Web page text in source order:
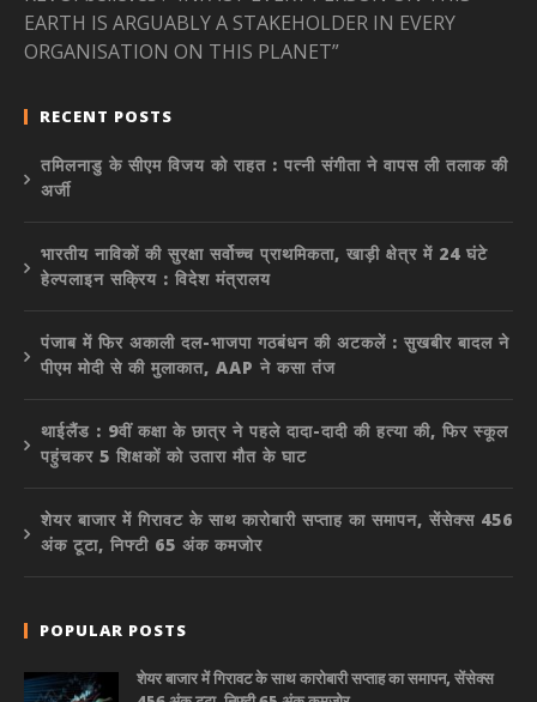
EARTH IS ARGUABLY A STAKEHOLDER IN EVERY
ORGANISATION ON THIS PLANET”
RECENT POSTS
तमिलनाडु के सीएम विजय को राहत : पत्नी संगीता ने वापस ली तलाक की
अर्जी
भारतीय नाविकों की सुरक्षा सर्वोच्च प्राथमिकता, खाड़ी क्षेत्र में 24 घंटे
हेल्पलाइन सक्रिय : विदेश मंत्रालय
पंजाब में फिर अकाली दल-भाजपा गठबंधन की अटकलें : सुखबीर बादल ने
पीएम मोदी से की मुलाकात, AAP ने कसा तंज
थाईलैंड : 9वीं कक्षा के छात्र ने पहले दादा-दादी की हत्या की, फिर स्कूल
पहुंचकर 5 शिक्षकों को उतारा मौत के घाट
शेयर बाजार में गिरावट के साथ कारोबारी सप्ताह का समापन, सेंसेक्स 456
अंक टूटा, निफ्टी 65 अंक कमजोर
POPULAR POSTS
शेयर बाजार में गिरावट के साथ कारोबारी सप्ताह का समापन, सेंसेक्स